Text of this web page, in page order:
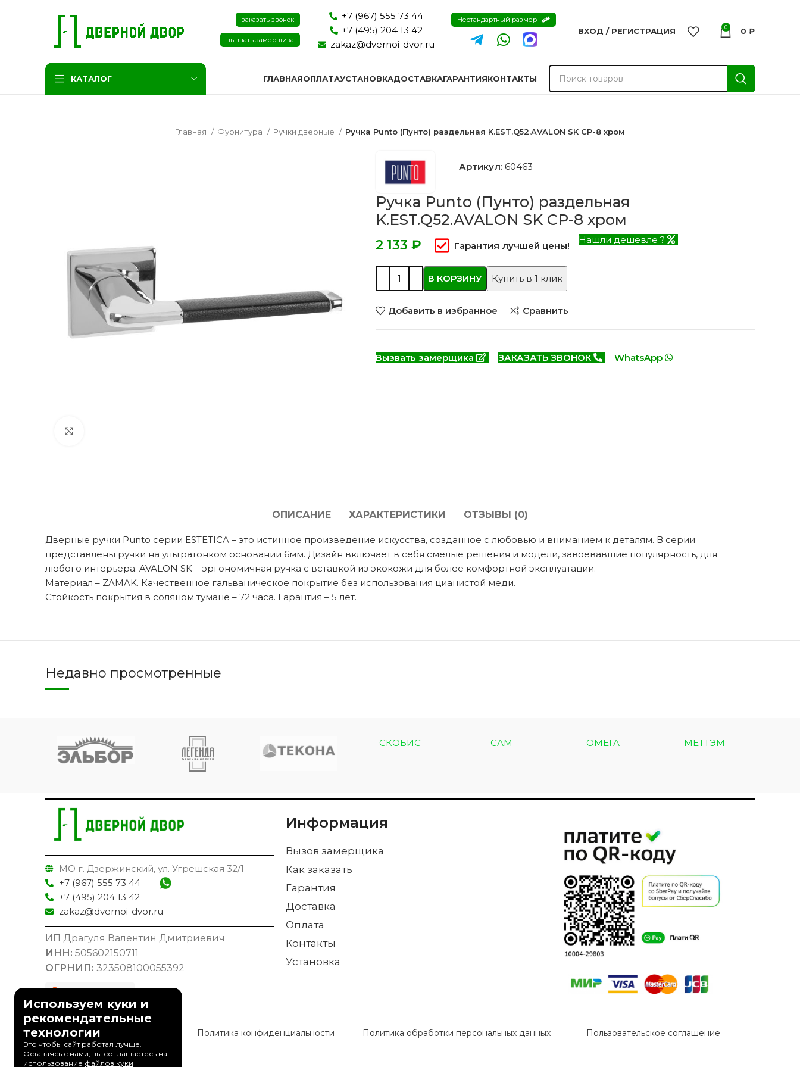
заказать звонок
вызвать замерщика
+7 (967) 555 73 44
+7 (495) 204 13 42
zakaz@dvernoi-dvor.ru
Нестандартный размер
ВХОД / РЕГИСТРАЦИЯ 0 0 ₽
КАТАЛОГ
2744 моделей
Двери ЭКО ШПОН с
патиной
ГЛАВНАЯОПЛАТАУСТАНОВКАДОСТАВКАГАРАНТИЯКОНТАКТЫ
Главная Фурнитура Ручки дверные Ручка Punto (Пунто) раздельная K.EST.Q52.AVALON SK CP-8 хром
Артикул: 60463
Ручка Punto (Пунто) раздельная
K.EST.Q52.AVALON SK CP-8 хром
₽ Гарантия лучшей цены!
Нашли дешевле ?
В КОРЗИНУ Купить в 1 клик
Добавить в избранное Сравнить
Вызвать замерщика ЗАКАЗАТЬ ЗВОНОК WhatsApp
ОПИСАНИЕ ХАРАКТЕРИСТИКИ ОТЗЫВЫ (0)
Дверные ручки Punto серии ESTETICA – это истинное произведение искусства, созданное с любовью и вниманием к деталям. В серии
представлены ручки на ультратонком основании 6мм. Дизайн включает в себя смелые решения и модели, завоевавшие популярность, для
любого интерьера. AVALON SK – эргономичная ручка с вставкой из экокожи для более комфортной эксплуатации.
Материал – ZAMAK. Качественное гальваническое покрытие без использования цианистой меди.
Стойкость покрытия в соляном тумане – 72 часа. Гарантия – 5 лет.
Недавно просмотренные
СКОБИС САМ ОМЕГА МЕТТЭМ
МО г. Дзержинский, ул. Угрешская 32/1
+7 (967) 555 73 44
+7 (495) 204 13 42
zakaz@dvernoi-dvor.ru
ИП Драгуля Валентин Дмитриевич
ИНН: 505602150711
ОГРНИП: 323508100055392
Информация
Вызов замерщика
Как заказать
Гарантия
Доставка
Оплата
Контакты
Установка
© 2023 Дверной Двор Политика конфиденциальности Политика обработки персональных данных Пользовательское соглашение
Используем куки и
рекомендательные
технологии
Это чтобы сайт работал лучше.
Оставаясь с нами, вы соглашаетесь на
использование файлов куки